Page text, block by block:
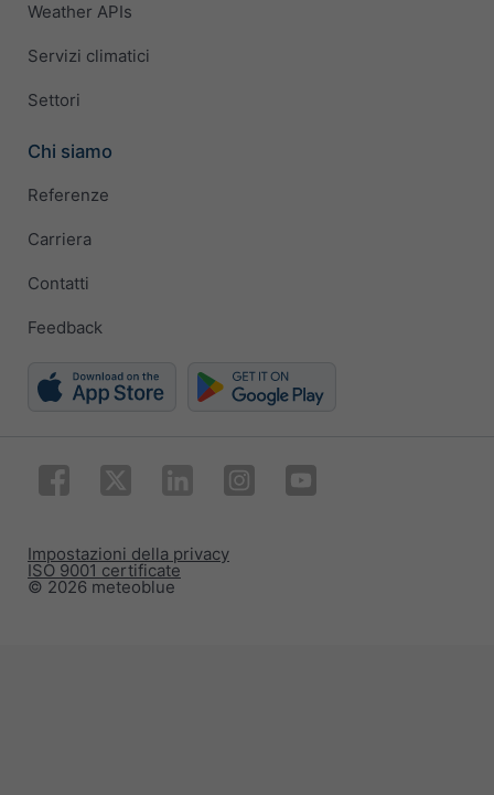
Weather APIs
Servizi climatici
Settori
Chi siamo
Referenze
Carriera
Contatti
Feedback
© 2026 meteoblue
ISO 9001 certificate
Impostazioni della privacy